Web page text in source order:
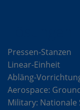
Pressen-Stanzen
Linear-Einheit
Abläng-
Aerospace:
Military: Nationale